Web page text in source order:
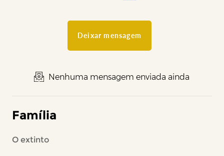
Deixar mensagem
Nenhuma mensagem enviada ainda
Família
O extinto